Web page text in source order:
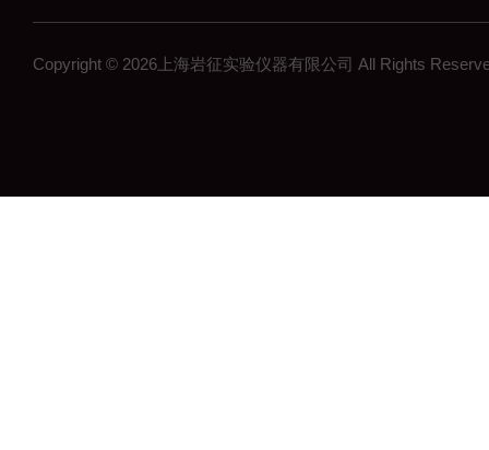
Copyright © 2026上海岩征实验仪器有限公司 All Rights